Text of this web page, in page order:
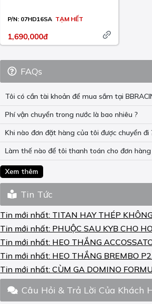
P/N: 07HD16SA TẠM HẾT
1,690,000đ
FAQs
Tôi có cần tài khoản để mua sắm tại
Phí vận chuyển trong nước là bao nhiêu ?
Khi nào đơn đặt hàng của tôi được chuyển đi
Làm thế nào để tôi thanh toán cho đơn
Xem thêm
Tin Tức
Tin mới nhất: TITAN HAY THÉP
Tin mới nhất: PHUỘC SAU KYB CHO
Tin mới nhất: HEO THẮNG
Tin mới nhất: HEO THẮNG BREMBO
Tin mới nhất:CÙM GA DOMINO
Câu Hỏi & Trả Lời Của Khách